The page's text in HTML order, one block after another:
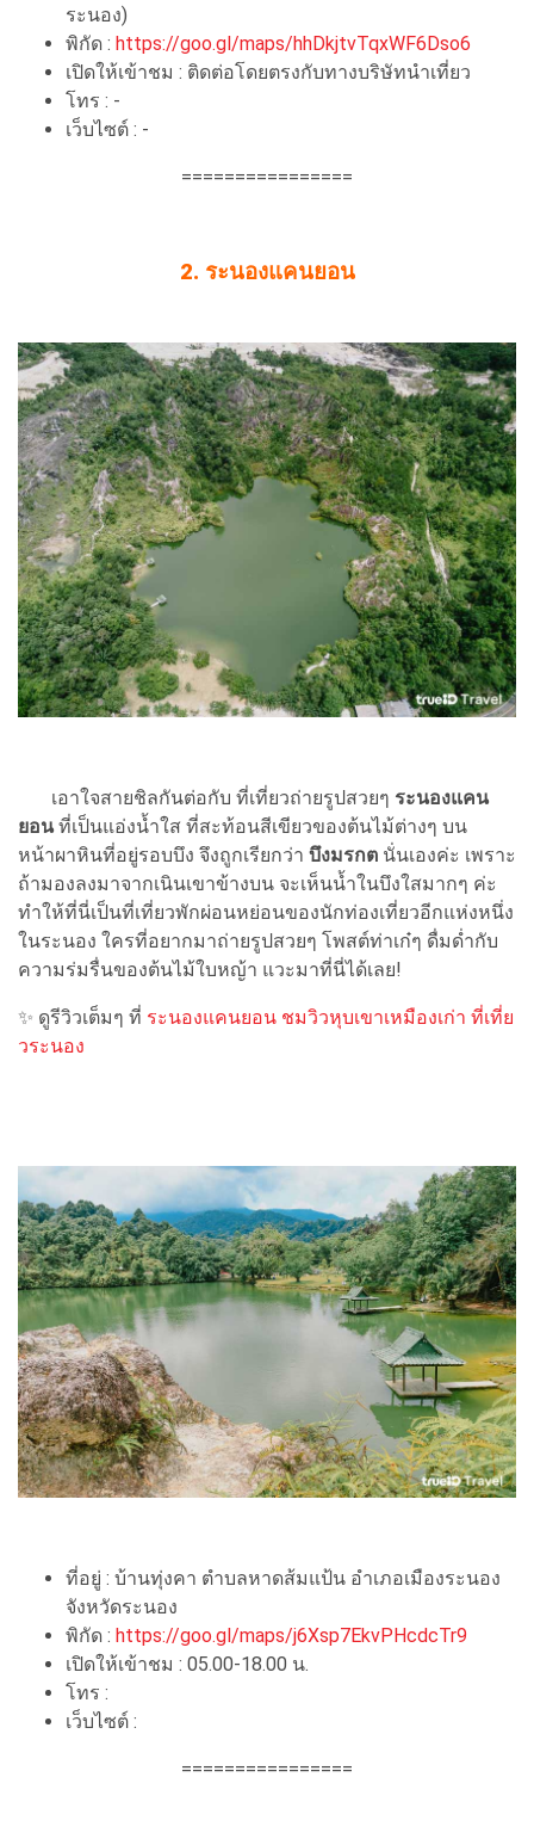
ระนอง)
พิกัด : https://goo.gl/maps/hhDkjtvTqxWF6Dso6
เปิดให้เข้าชม : ติดต่อโดยตรงกับทางบริษัทนำเที่ยว
โทร : -
เว็บไซต์ : -
================
2. ระนองแคนยอน
เอาใจสายชิลกันต่อกับ ที่เที่ยวถ่ายรูปสวยๆ ระนองแคน
ยอนที่เป็นแอ่งน้ำใส ที่สะท้อนสีเขียวของต้นไม้ต่างๆ บน
หน้าผาหินที่อยู่รอบบึง จึงถูกเรียกว่า บึงมรกต นั่นเองค่ะ เพราะ
ถ้ามองลงมาจากเนินเขาข้างบน จะเห็นน้ำในบึงใสมากๆ ค่ะ
ทำให้ที่นี่เป็นที่เที่ยวพักผ่อนหย่อนของนักท่องเที่ยวอีกแห่งหนึ่ง
ในระนอง ใครที่อยากมาถ่ายรูปสวยๆ โพสต์ท่าเก๋ๆ ดื่มด่ำกับ
ความร่มรื่นของต้นไม้ใบหญ้า แวะมาที่นี่ได้เลย!
✨ ดูรีวิวเต็มๆ ที่ ระนองแคนยอน ชมวิวหุบเขาเหมืองเก่า ที่เที่ย
วระนอง
ที่อยู่ : บ้านทุ่งคา ตำบลหาดส้มแป้น อำเภอเมืองระนอง
จังหวัดระนอง
พิกัด : https://goo.gl/maps/j6Xsp7EkvPHcdcTr9
เปิดให้เข้าชม : 05.00-18.00 น.
โทร :
เว็บไซต์ :
================